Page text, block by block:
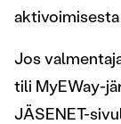
Jos
tili MyEWay-
JÄSENET-